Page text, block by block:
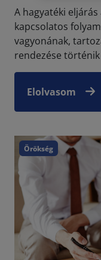
A hagyatéki
kapcsolatos
vagyonának,
rendezése történik
Elolvasom
Örökség